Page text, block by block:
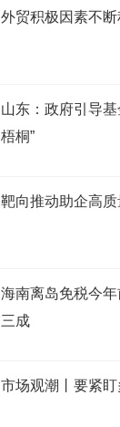
外贸积极因素不
山东：政府引导基
梧桐”
靶向推动助企高
海南离岛免税今
三成
市场观潮丨要紧